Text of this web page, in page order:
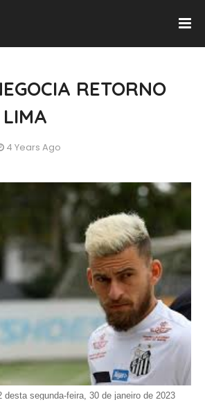
RETORNO
4 Years Ago
desta segunda-feira, 30 de janeiro de 2023